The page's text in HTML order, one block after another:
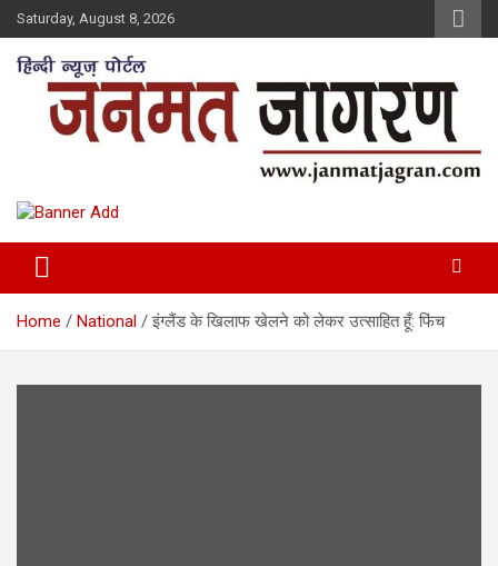
Skip
to
content
Saturday, August 8, 2026
Home National इंग्लैंड के खिलाफ खेलने को लेकर उत्साहित हूँ: फिंच